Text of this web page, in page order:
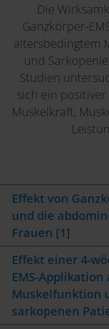
Die
Ganzkörper-
altersbedingtem
und
Studien
sich ein positiver
Muskelkraft,
Effekt von
und die
Frauen [1]
Effekt einer 4-
EMS-Applikation
Muskelfunktion
sarkopenen